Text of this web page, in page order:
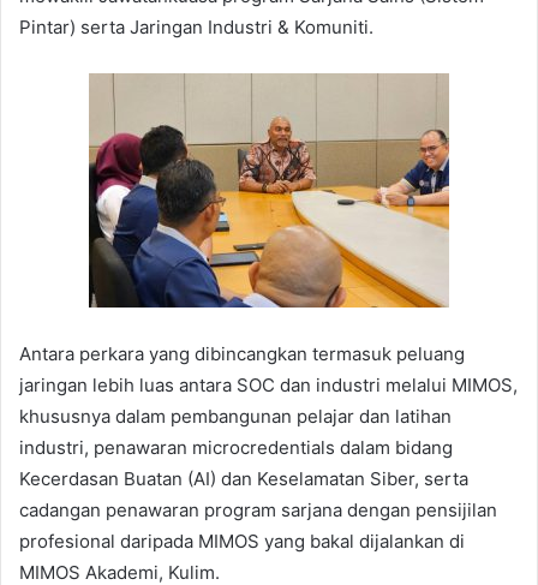
Pintar) serta Jaringan Industri & Komuniti.
Antara perkara yang dibincangkan termasuk peluang
jaringan lebih luas antara SOC dan industri melalui MIMOS,
khususnya dalam pembangunan pelajar dan latihan
industri, penawaran microcredentials dalam bidang
Kecerdasan Buatan (AI) dan Keselamatan Siber, serta
cadangan penawaran program sarjana dengan pensijilan
profesional daripada MIMOS yang bakal dijalankan di
MIMOS Akademi, Kulim.